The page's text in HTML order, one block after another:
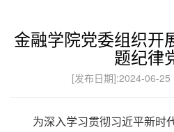
金融学院党委组织开
题纪律
[发布日期]:2024-06-
为深入学习贯彻习近平新时